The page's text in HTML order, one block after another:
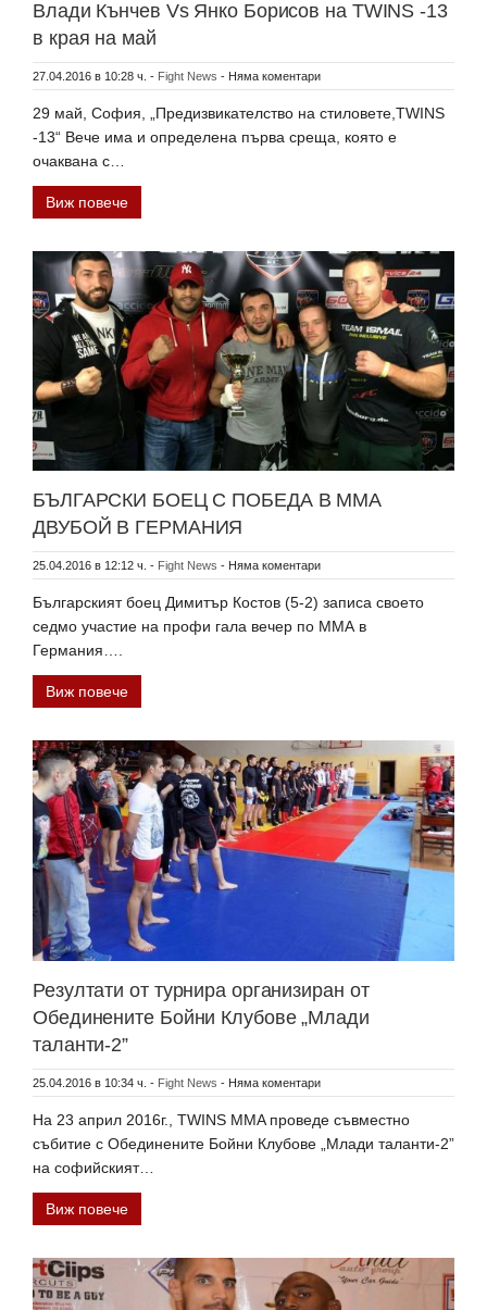
Влади Кънчев Vs Янко Борисов на TWINS -13
в края на май
27.04.2016 в 10:28 ч. - Fight News - Няма коментари
29 май, София, „Предизвикателство на стиловете,TWINS
-13“ Вече има и определена първа среща, която е
очаквана с…
Виж повече
БЪЛГАРСКИ БОЕЦ С ПОБЕДА В ММА
ДВУБОЙ В ГЕРМАНИЯ
25.04.2016 в 12:12 ч. - Fight News - Няма коментари
Българският боец Димитър Костов (5-2) записа своето
седмо участие на профи гала вечер по ММА в
Германия….
Виж повече
Резултати от турнира организиран от
Обединените Бойни Клубове „Млади
таланти-2”
25.04.2016 в 10:34 ч. - Fight News - Няма коментари
На 23 април 2016г., TWINS MMA проведе съвместно
събитие с Обединените Бойни Клубове „Млади таланти-2”
на софийският…
Виж повече